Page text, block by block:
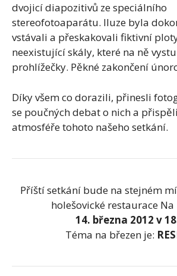
dvojicí diapozitivů ze speciálního
stereofotoaparátu. Iluze byla
vstávali a přeskakovali fiktivní
neexistující skály, které na ně
prohlížečky. Pěkné zakončení
Díky všem co dorazili, přinesli
se poučných debat o nich a
atmosféře tohoto našeho setkání.
Příští setkání bude na stejném
holešovické restaurace Na
14. března 2012 v
Téma na březen je: